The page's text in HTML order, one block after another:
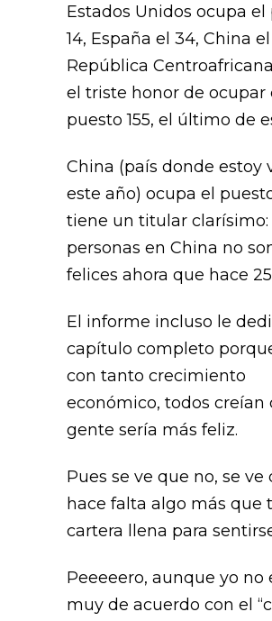
Estados Unidos ocupa el
14, España el 34, China
República
el triste honor de ocupar
puesto 155, el último de
China (país donde estoy
este año) ocupa el
tiene un titular clarísimo:
personas en China no
felices ahora que hace 25
El informe incluso le
capítulo completo
con tanto crecimiento
económico, todos creían
gente sería más feliz.
Pues se ve que no, se ve
hace falta algo más que
cartera llena para
Peeeeero, aunque yo no
muy de acuerdo con el